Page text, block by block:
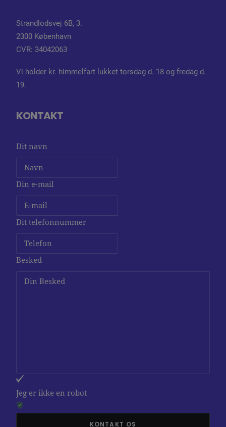
Strandlodsvej 6B, 3.
2300 København
CVR: 34042063
Vi holder kr. himmelfart lukket torsdag d. 18 og fredag d.
19.
KONTAKT
Dit navn
Din e-mail
Dit telefonnummer
Besked
Jeg er ikke en robot